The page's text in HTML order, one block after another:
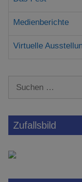
Medienberichte
Virtuelle
Zufallsbild